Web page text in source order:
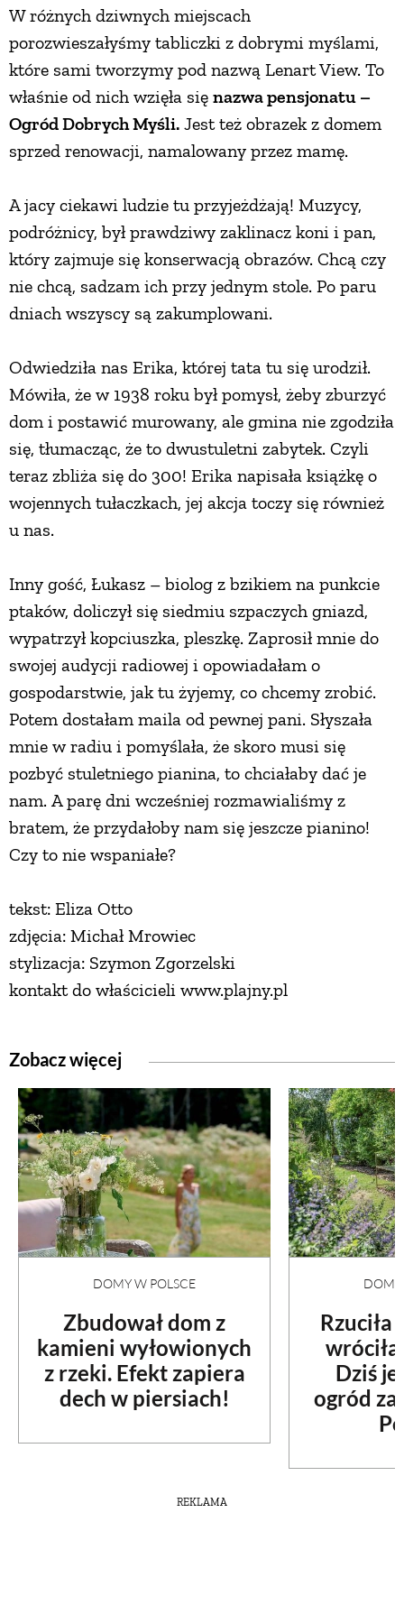
W różnych dziwnych miejscach
porozwieszałyśmy tabliczki z dobrymi myślami,
które sami tworzymy pod nazwą Lenart View. To
właśnie od nich wzięła się nazwa pensjonatu –
Ogród Dobrych Myśli. Jest też obrazek z domem
sprzed renowacji, namalowany przez mamę.
A jacy ciekawi ludzie tu przyjeżdżają! Muzycy,
podróżnicy, był prawdziwy zaklinacz koni i pan,
który zajmuje się konserwacją obrazów. Chcą czy
nie chcą, sadzam ich przy jednym stole. Po paru
dniach wszyscy są zakumplowani.
Odwiedziła nas Erika, której tata tu się urodził.
Mówiła, że w 1938 roku był pomysł, żeby zburzyć
dom i postawić murowany, ale gmina nie zgodziła
się, tłumacząc, że to dwustuletni zabytek. Czyli
teraz zbliża się do 300! Erika napisała książkę o
wojennych tułaczkach, jej akcja toczy się również
u nas.
Inny gość, Łukasz – biolog z bzikiem na punkcie
ptaków, doliczył się siedmiu szpaczych gniazd,
wypatrzył kopciuszka, pleszkę. Zaprosił mnie do
swojej audycji radiowej i opowiadałam o
gospodarstwie, jak tu żyjemy, co chcemy zrobić.
Potem dostałam maila od pewnej pani. Słyszała
mnie w radiu i pomyślała, że skoro musi się
pozbyć stuletniego pianina, to chciałaby dać je
nam. A parę dni wcześniej rozmawialiśmy z
bratem, że przydałoby nam się jeszcze pianino!
Czy to nie wspaniałe?
tekst: Eliza Otto
zdjęcia: Michał Mrowiec
stylizacja: Szymon Zgorzelski
kontakt do właścicieli www.plajny.pl
Zobacz więcej
DOMY W POLSCE
Zbudował dom z
kamieni wyłowionych
z rzeki. Efekt zapiera
dech w piersiach!
DOMY
Rzuciła
Dziś
ogród
REKLAMA